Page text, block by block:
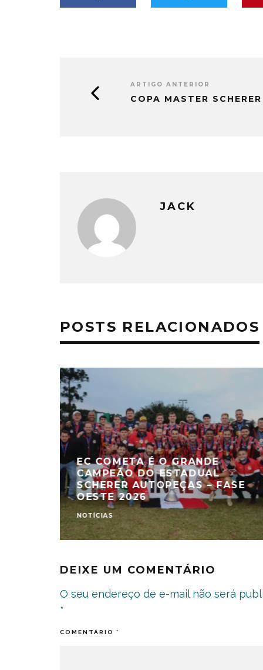
ARTIGO ANTERIOR
COPA MASTER SCHERER
JACK
POSTS RELACIONADOS
EC COMETA É O GRANDE
CAMPEÃO DO ESTADUAL
SCHERER AUTOPEÇAS – FASE
OESTE 2026
NOTÍCIAS
DEIXE UM COMENTÁRIO
O seu endereço de e-mail não será
*
COMENTÁRIO *